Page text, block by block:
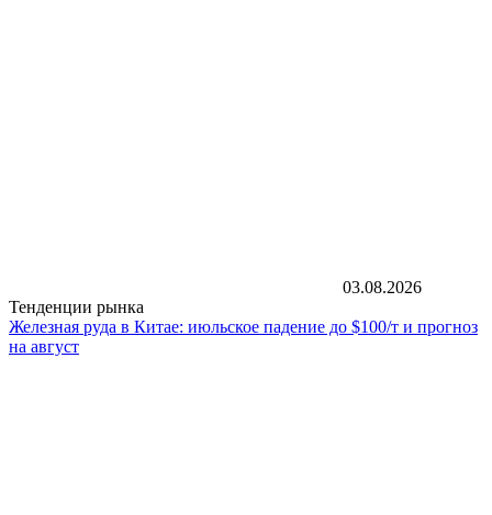
03.08.2026
Тенденции рынка
Железная руда в Китае: июльское падение до $100/т и прогноз
на август